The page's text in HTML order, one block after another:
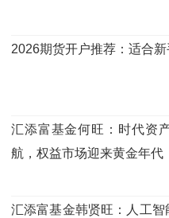
2026期货开户推荐：适合
汇添富基金何旺：时代资
航，权益市场迎来黄金年代
汇添富基金韩贤旺：人工